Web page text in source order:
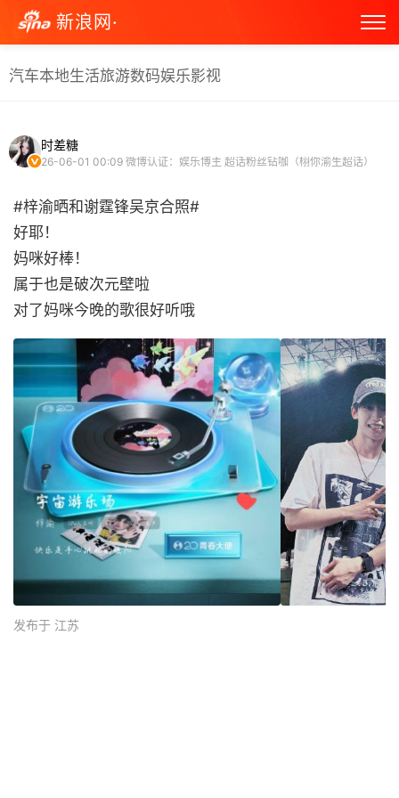
新浪网·
汽车本地生活旅游数码娱乐影视
时差糖
26-06-01 00:09 微博认证：娱乐博主 超话粉丝钻咖（栩你渝生超话）
#梓渝晒和谢霆锋吴京合照#
好耶！
妈咪好棒！
属于也是破次元壁啦
对了妈咪今晚的歌很好听哦 ​
发布于 江苏